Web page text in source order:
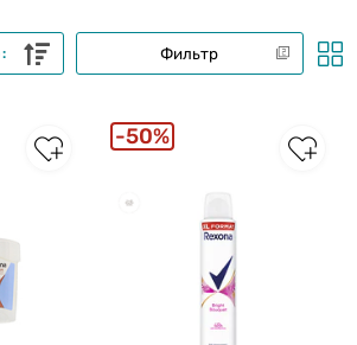
Фильтр
50%